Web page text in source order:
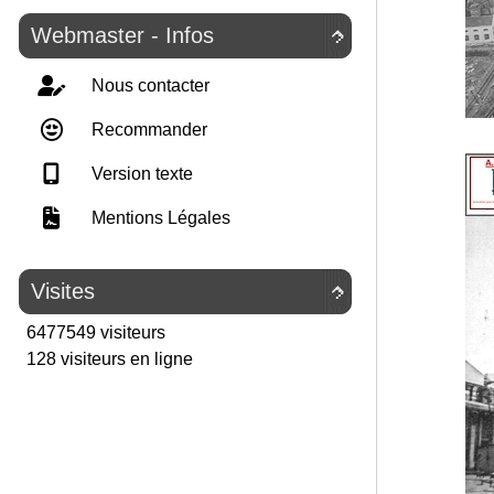

Webmaster - Infos
Nous contacter
Recommander
Version texte
Mentions Légales

Visites
6477549 visiteurs
128 visiteurs en ligne